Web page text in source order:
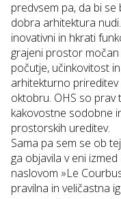
predvsem pa, da bi se
dobra arhitektura
inovativni in hkrati
grajeni prostor močan
počutje, učinkovitost
arhitekturno prireditev
oktobru. OHS so prav
kakovostne sodobne
prostorskih ureditev.
Sama pa sem se ob
ga objavila v eni
naslovom »Le
pravilna in veličastna